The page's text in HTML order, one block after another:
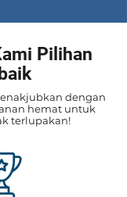
Pilihan
dengan
hemat untuk
terlupakan!